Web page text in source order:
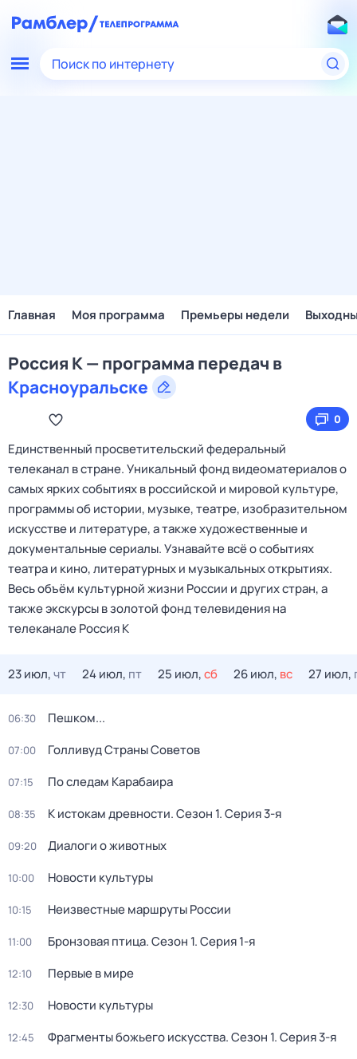
Поиск по интернету
Главная Моя программа Премьеры недели
Россия К — программа передач в
Красноуральске
0
Единственный просветительский федеральный
телеканал в стране. Уникальный фонд видеоматериалов о
самых ярких событиях в российской и мировой культуре,
программы об истории, музыке, театре, изобразительном
искусстве и литературе, а также художественные и
документальные сериалы. Узнавайте всё о событиях
театра и кино, литературных и музыкальных открытиях.
Весь объём культурной жизни России и других стран, а
также экскурсы в золотой фонд телевидения на
телеканале Россия К
23 июл,чт 24 июл, пт 25 июл,сб 26 июл, вс 27 июл,
06:30 Пешком...
07:00 Голливуд Страны Советов
07:15 По следам Карабаира
08:35 К истокам древности. Сезон 1. Серия 3-я
09:20 Диалоги о животных
10:00 Новости культуры
10:15 Неизвестные маршруты России
11:00 Бронзовая птица. Сезон 1. Серия 1-я
12:10 Первые в мире
12:30 Новости культуры
12:45 Фрагменты божьего искусства. Сезон 1. Серия 3-я